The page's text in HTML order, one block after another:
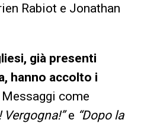
Rabiot e Jonathan
già presenti
hanno accolto i
Messaggi come
e “Dopo la